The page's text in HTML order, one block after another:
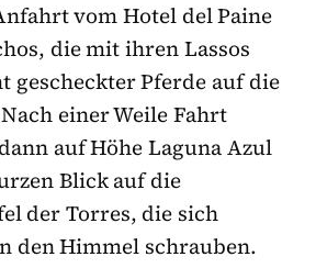
vom Hotel del Paine
die mit ihren Lassos
gescheckter Pferde auf die
einer Weile Fahrt
auf Höhe Laguna Azul
Blick auf die
der Torres, die sich
den Himmel schrauben.